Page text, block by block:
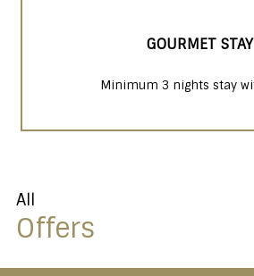
GOURMET STAY
Minimum 3 nights stay
All
Offers